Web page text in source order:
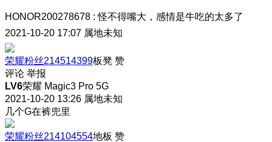
HONOR200278678 : 怪不得嘴大，感情是牛吃的太多了
2021-10-20 17:07 属地未知
荣耀粉丝214514399板凳 赞
评论 举报
LV6荣耀 Magic3 Pro 5G
2021-10-20 13:26 属地未知
几个G在裤兜里
荣耀粉丝214104554地板 赞